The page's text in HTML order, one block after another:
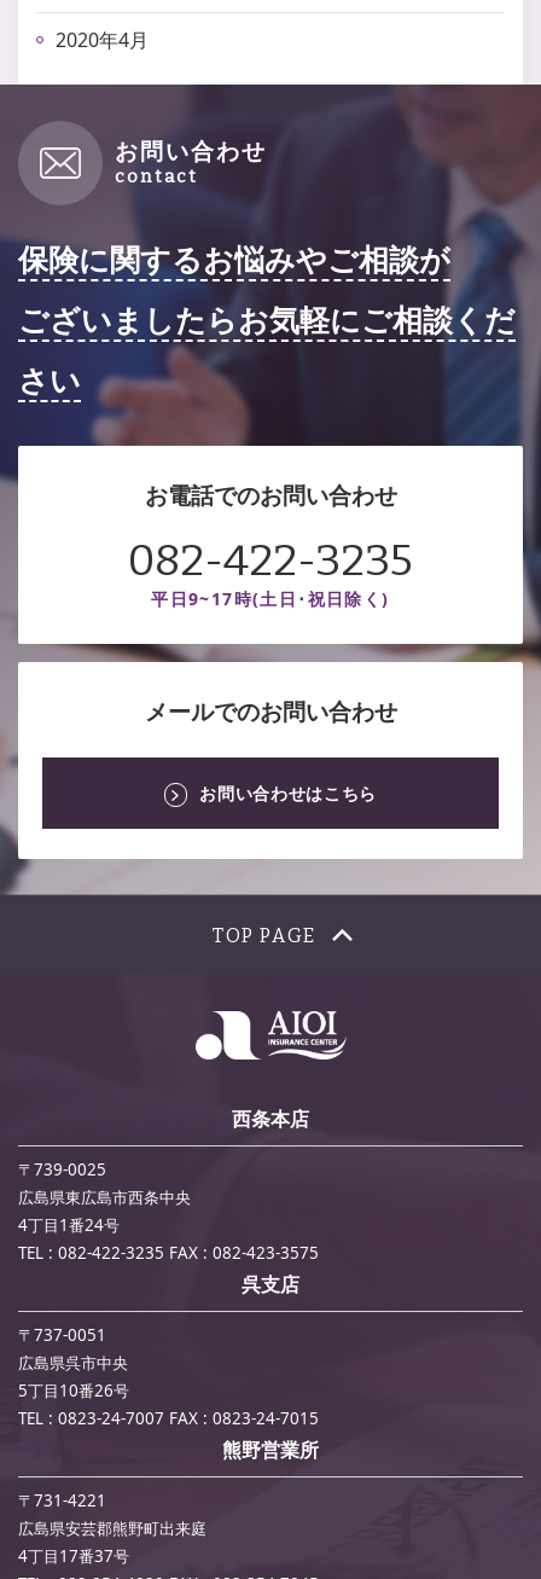
2020年4月
お問い合わせ
保険に関するお悩みやご相談が
ございましたらお気軽にご相談くだ
さい
お電話でのお問い合わせ
082-422-3235
平日9~17時(土日･祝日除く)
メールでのお問い合わせ
お問い合わせはこちら
TOP PAGE
西条本店
〒739-0025
広島県東広島市西条中央
4丁目1番24号
TEL : 082-422-3235 FAX : 082-423-3575
呉支店
〒737-0051
広島県呉市中央
5丁目10番26号
TEL : 0823-24-7007 FAX : 0823-24-7015
熊野営業所
〒731-4221
広島県安芸郡熊野町出来庭
4丁目17番37号